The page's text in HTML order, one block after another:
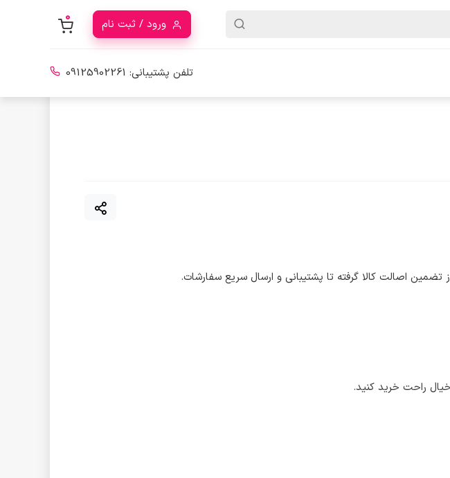
ورود / ثبت نام 0
تلفن پشتیبانی: 09125902261
اصالت کالا گرفته تا پشتیبانی و ارسال سریع سفارشات.
راحت خرید کنید.